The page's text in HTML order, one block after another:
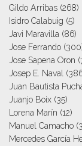
Gildo Arribas (268)
Isidro Calabuig (5)
Javi Maravilla (86)
Jose Ferrando
Jose Sapena Oron
Josep E. Naval
Juan Bautista
Juanjo Boix (35)
Lorena Marín (12)
Manuel Camacho
Mercedes García